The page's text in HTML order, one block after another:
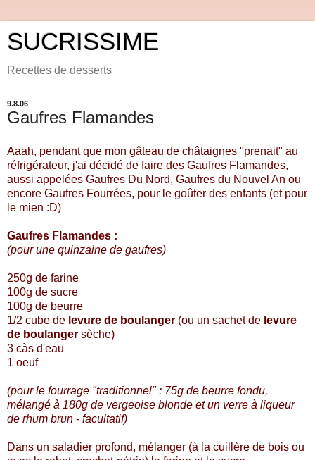
SUCRISSIME
Recettes de desserts
9.8.06
Gaufres Flamandes
Aaah, pendant que mon gâteau de châtaignes "prenait" au
réfrigérateur, j'ai décidé de faire des Gaufres Flamandes,
aussi appelées Gaufres Du Nord, Gaufres du Nouvel An ou
encore Gaufres Fourrées, pour le goûter des enfants (et pour
le mien :D)
Gaufres Flamandes :
(pour une quinzaine de gaufres)
250g de farine
100g de sucre
100g de beurre
1/2 cube de levure de boulanger (ou un sachet de levure
de boulanger sèche)
3 càs d'eau
1 oeuf
(pour le fourrage "traditionnel" : 75g de beurre fondu,
mélangé à 180g de vergeoise blonde et un verre à liqueur
de rhum brun - facultatif)
Dans un saladier profond, mélanger (à la cuillère de bois ou